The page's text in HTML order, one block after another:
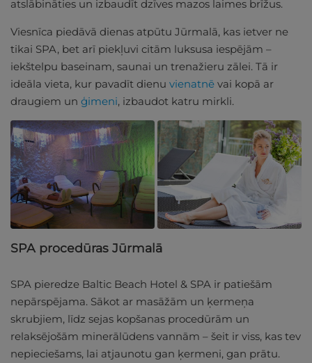
atslābināties un izbaudīt dzīves mazos laimes brīžus.
Viesnīca piedāvā dienas atpūtu Jūrmalā, kas ietver ne
tikai SPA, bet arī piekļuvi citām luksusa iespējām –
iekštelpu baseinam, saunai un trenažieru zālei. Tā ir
ideāla vieta, kur pavadīt dienu vienatnē vai kopā ar
draugiem un ģimeni, izbaudot katru mirkli.
SPA procedūras Jūrmalā
SPA pieredze Baltic Beach Hotel & SPA ir patiešām
nepārspējama. Sākot ar masāžām un ķermeņa
skrubjiem, līdz sejas kopšanas procedūrām un
relaksējošām minerālūdens vannām – šeit ir viss, kas tev
nepieciešams, lai atjaunotu gan ķermeni, gan prātu.